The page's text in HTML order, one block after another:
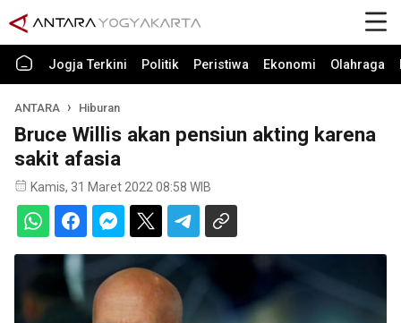
Jogja Terkini Politik Peristiwa Ekonomi Olahraga
ANTARA Hiburan
Bruce Willis akan pensiun akting karena
sakit afasia
Kamis, 31 Maret 2022 08:58 WIB